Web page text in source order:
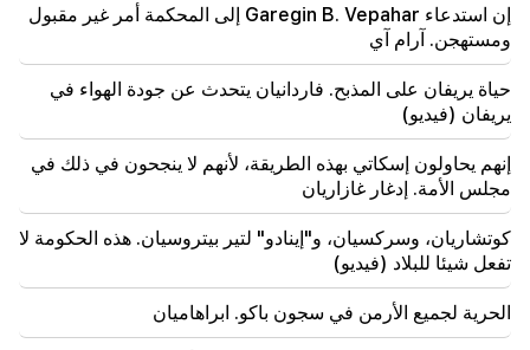
17:00 مهم
سوف يبتعد الغرب عن أرمينيا. وحذر ميدفيديف يريفان
16:22
انفجرت الطائرة بدون طيار في بلغاريا بالقرب من خط
أنابيب الغاز الذي يربط تركيا وأوكرانيا
إن استدعاء Garegin B. Vepahar إلى المحكمة أمر غير مقبول
ومستهجن. آرام آي
حياة يريفان على المذبح. فاردانيان يتحدث عن جودة الهواء في
يريفان (فيديو)
إنهم يحاولون إسكاتي بهذه الطريقة، لأنهم لا ينجحون في ذلك في
مجلس الأمة. إدغار غازاريان
كوتشاريان، وسركسيان، و"إينادو" لتير بيتروسيان. هذه الحكومة لا
تفعل شيئا للبلاد (فيديو)
الحرية لجميع الأرمن في سجون باكو. ابراهاميان